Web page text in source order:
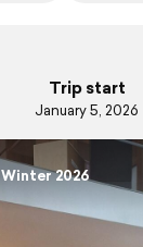
Trip start
January 5, 2026
Winter 2026